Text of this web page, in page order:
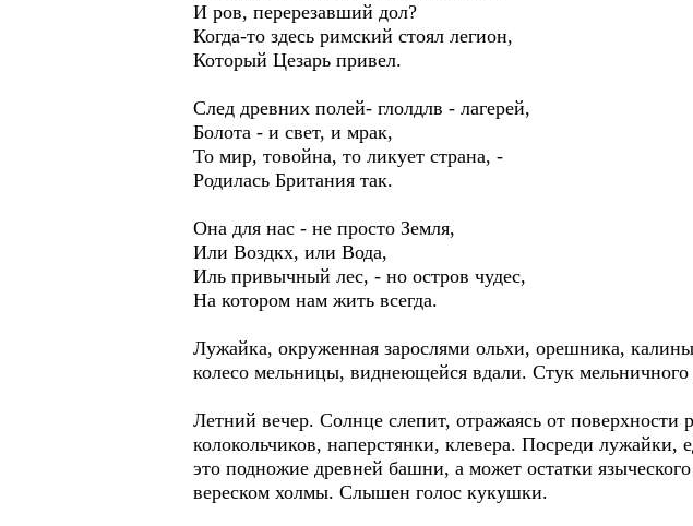
И ров, перерезавший дол?
Когда-то здесь римский стоял легион,
Который Цезарь привел.
След древних полей- глолдлв - лагерей,
Болота - и свет, и мрак,
То мир, товойна, то ликует страна, -
Родилась Британия так.
Она для нас - не просто Земля,
Или Воздкх, или Вода,
Иль привычный лес, - но остров чудес,
На котором нам жить всегда.
Лужайка, окруженная зарослями ольхи, орешника,
колесо мельницы, виднеющейся вдали. Стук мельничного
Летний вечер. Солнце слепит, отражаясь от поверхности
колокольчиков, наперстянки, клевера. Посреди
это подножие древней башни, а может остатки
вереском холмы. Слышен голос кукушки.